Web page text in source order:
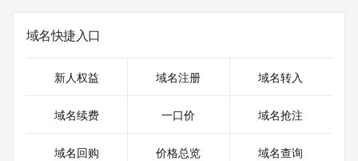
域名快捷入口
新人权益 域名注册 域名转入
域名续费 一口价 域名抢注
域名回购 价格总览 域名查询